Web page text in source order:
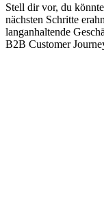
Stell dir vor, du
nächsten Schritte
langanhaltende
B2B Customer